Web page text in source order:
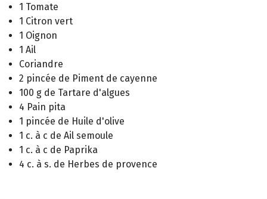
1 Tomate
1 Citron vert
1 Oignon
1 Ail
Coriandre
2 pincée de Piment de cayenne
100 g de Tartare d'algues
4 Pain pita
1 pincée de Huile d'olive
1 c. à c de Ail semoule
1 c. à c de Paprika
4 c. à s. de Herbes de provence